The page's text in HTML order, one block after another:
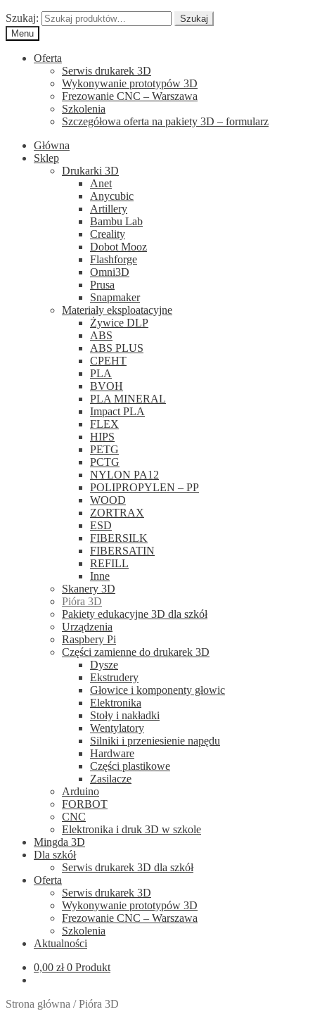
Szukaj:
Szukaj
Menu
Oferta
Serwis drukarek 3D
Wykonywanie prototypów 3D
Frezowanie CNC – Warszawa
Szkolenia
Szczegółowa oferta na pakiety 3D – formularz
Główna
Sklep
Drukarki 3D
Anet
Anycubic
Artillery
Bambu Lab
Creality
Dobot Mooz
Flashforge
Omni3D
Prusa
Snapmaker
Materiały eksploatacyjne
Żywice DLP
ABS
ABS PLUS
CPEHT
PLA
BVOH
PLA MINERAL
Impact PLA
FLEX
HIPS
PETG
PCTG
NYLON PA12
POLIPROPYLEN – PP
WOOD
ZORTRAX
ESD
FIBERSILK
FIBERSATIN
REFILL
Inne
Skanery 3D
Pióra 3D
Pakiety edukacyjne 3D dla szkół
Urządzenia
Raspbery Pi
Części zamienne do drukarek 3D
Dysze
Ekstrudery
Głowice i komponenty głowic
Elektronika
Stoły i nakładki
Wentylatory
Silniki i przeniesienie napędu
Hardware
Części plastikowe
Zasilacze
Arduino
FORBOT
CNC
Elektronika i druk 3D w szkole
Mingda 3D
Dla szkół
Serwis drukarek 3D dla szkół
Oferta
Serwis drukarek 3D
Wykonywanie prototypów 3D
Frezowanie CNC – Warszawa
Szkolenia
Aktualności
0,00 zł 0 Produkt
Strona główna /Pióra 3D